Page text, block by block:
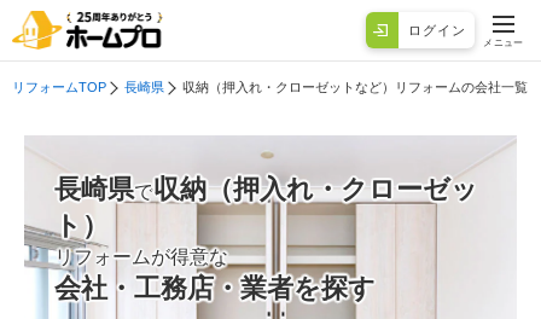
ログイン
メニュー
リフォームTOP 長崎県 収納（押入れ・クローゼットなど）リフォームの会社一覧
長崎県で収納（押入れ・クローゼッ
ト）
リフォームが得意な
会社・工務店・業者を探す